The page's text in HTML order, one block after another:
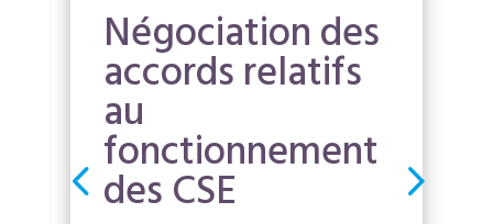
Négociation des
accords relatifs
au
fonctionnement
des CSE